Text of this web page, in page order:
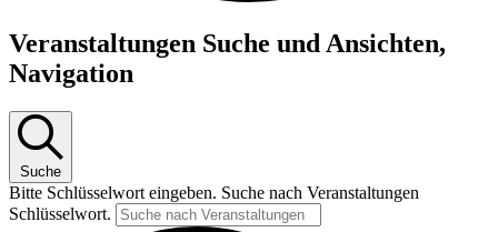
Veranstaltungen
Veranstaltungen Suche und Ansichten,
Navigation
Suche
Bitte Schlüsselwort eingeben. Suche nach Veranstaltungen
Schlüsselwort.